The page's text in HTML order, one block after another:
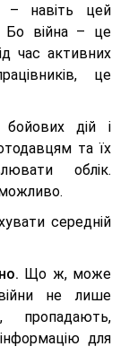
– навіть цей
Бо війна – це
час активних
це
бойових дій і
та їх
облік.
середній
Що ж, може
не лише
для